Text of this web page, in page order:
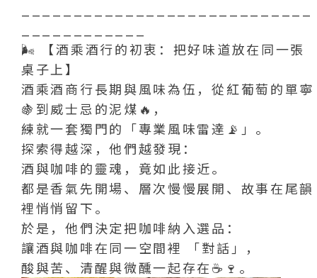
🌬️ 【酒乘酒行的初衷：把好味道放在同一張
桌子上】
酒乘酒商行長期與風味為伍，從紅葡萄的單寧
🍇到威士忌的泥煤🔥，
練就一套獨門的「專業風味雷達📡」。
探索得越深，他們越發現：
酒與咖啡的靈魂，竟如此接近。
都是香氣先開場、層次慢慢展開、故事在尾韻
裡悄悄留下。
於是，他們決定把咖啡納入選品：
讓酒與咖啡在同一空間裡 「對話」，
酸與苦、清醒與微醺一起存在☕️🍷。